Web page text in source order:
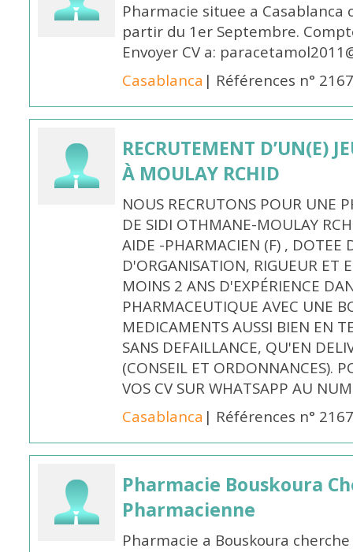
Pharmacie situee a
partir du 1er Septembre.
Envoyer CV a:
Casablanca | Références n°
RECRUTEMENT D’UN(E)
À MOULAY RCHID
NOUS RECRUTONS POUR UNE
DE SIDI OTHMANE-MOULAY
AIDE -PHARMACIEN (F) , DOTEE
D'ORGANISATION, RIGUEUR ET
MOINS 2 ANS D'EXPÉRIENCE
PHARMACEUTIQUE AVEC UNE
MEDICAMENTS AUSSI BIEN EN
SANS DEFAILLANCE, QU'EN
(CONSEIL ET ORDONNANCES).
VOS CV SUR WHATSAPP AU
Casablanca | Références n°
Pharmacie Bouskoura
Pharmacienne
Pharmacie a Bouskoura